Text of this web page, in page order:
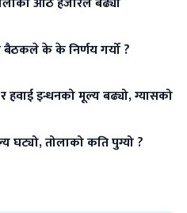
बैठकले के के निर्णय गर्यो ?
हवाई इन्धनको मूल्य बढ्यो, ग्यासको
घट्यो, तोलाको कति पुग्यो ?